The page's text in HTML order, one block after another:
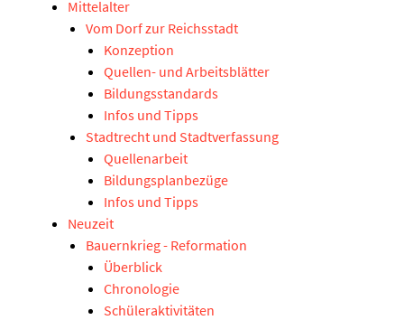
Mittelalter
Vom Dorf zur Reichsstadt
Konzeption
Quellen- und Arbeitsblätter
Bildungsstandards
Infos und Tipps
Stadtrecht und Stadtverfassung
Quellenarbeit
Bildungsplanbezüge
Infos und Tipps
Neuzeit
Bauernkrieg - Reformation
Überblick
Chronologie
Schüleraktivitäten